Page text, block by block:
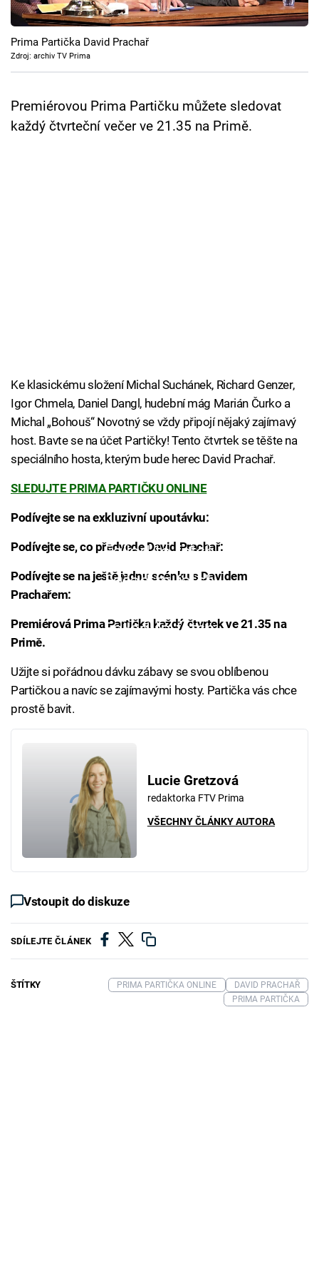
Cool Esport
Pořady
Sledujte prima+
Prima Partička David Prachař
Zdroj: archiv TV Prima
Premiérovou Prima Partičku můžete sledovat
každý čtvrteční večer ve 21.35 na Primě.
Ke klasickému složení Michal Suchánek, Richard Genzer,
Igor Chmela, Daniel Dangl, hudební mág Marián Čurko a
Michal „Bohouš“ Novotný se vždy připojí nějaký zajímavý
host. Bavte se na účet Partičky! Tento čtvrtek se těšte na
speciálního hosta, kterým bude herec David Prachař.
SLEDUJTE PRIMA PARTIČKU ONLINE
Podívejte se na exkluzivní upoutávku:
Failed to fetch
Podívejte se, co předvede David Prachař:
Failed to fetch
Podívejte se na ještě jednu scénku s Davidem
Prachařem:
Failed to fetch
Premiérová Prima Partička každý čtvrtek ve 21.35 na
Primě.
Užijte si pořádnou dávku zábavy se svou oblíbenou
Partičkou a navíc se zajímavými hosty. Partička vás chce
prostě bavit.
Lucie Gretzová
redaktorka FTV Prima
VŠECHNY ČLÁNKY AUTORA
Vstoupit do diskuze
SDÍLEJTE ČLÁNEK
ŠTÍTKY PRIMA PARTIČKA ONLINE
DAVID PRACHAŘ
PRIMA PARTIČKA